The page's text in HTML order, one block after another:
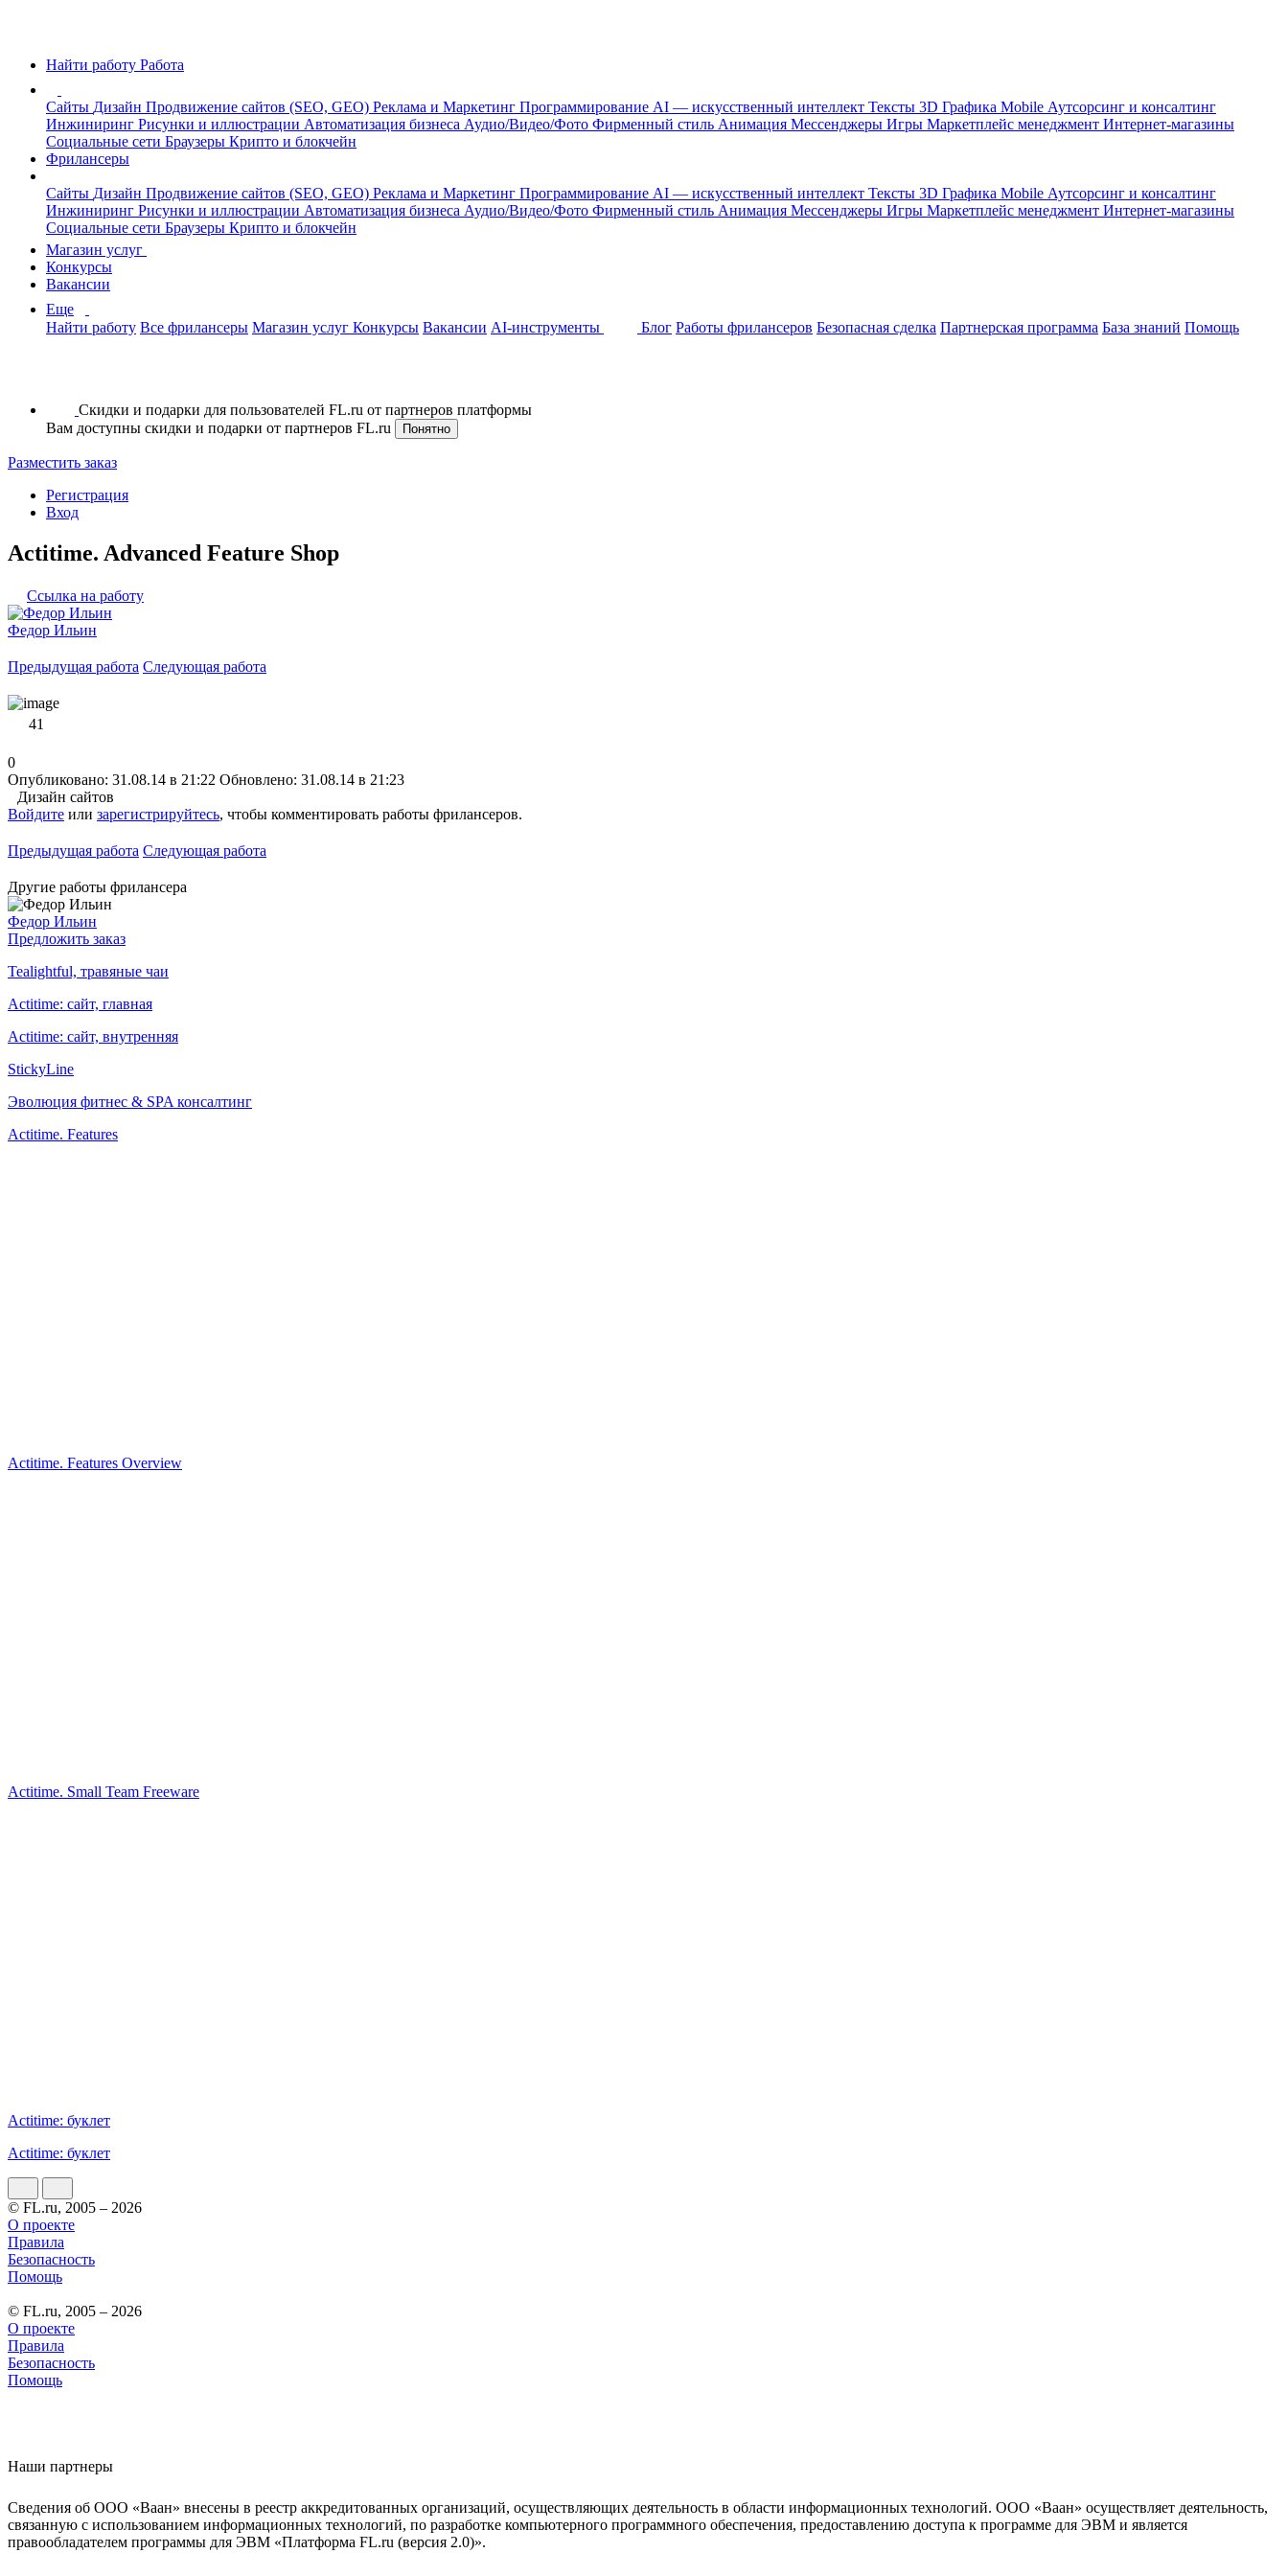
Найти работу Работа
Сайты Дизайн Продвижение сайтов (SEO, GEO) Реклама и Маркетинг Программирование AI — искусственный интеллект Тексты 3D Графика Mobile Аутсорсинг и консалтинг
Инжиниринг Рисунки и иллюстрации Автоматизация бизнеса Аудио/Видео/Фото Фирменный стиль Анимация Мессенджеры Игры Маркетплейс менеджмент Интернет-магазины
Социальные сети Браузеры Крипто и блокчейн
Фрилансеры
Сайты Дизайн Продвижение сайтов (SEO, GEO) Реклама и Маркетинг Программирование AI — искусственный интеллект Тексты 3D Графика Mobile Аутсорсинг и консалтинг
Инжиниринг Рисунки и иллюстрации Автоматизация бизнеса Аудио/Видео/Фото Фирменный стиль Анимация Мессенджеры Игры Маркетплейс менеджмент Интернет-магазины
Социальные сети Браузеры Крипто и блокчейн
Магазин услуг
Конкурсы
Вакансии
Еще
Найти работу Все фрилансеры Магазин услуг Конкурсы Вакансии AI-инструменты Блог Работы фрилансеров Безопасная сделка Партнерская программа База знаний Помощь
Скидки и подарки для пользователей FL.ru от партнеров платформы
Вам доступны скидки и подарки от партнеров FL.ru
Понятно
Разместить заказ
Регистрация
Вход
Actitime. Advanced Feature Shop
Ссылка на работу
Федор Ильин
Предыдущая работа Следующая работа
41
0
Опубликовано: 31.08.14 в 21:22 Обновлено: 31.08.14 в 21:23
Дизайн сайтов
Войдите или зарегистрируйтесь, чтобы комментировать работы фрилансеров.
Предыдущая работа Следующая работа
Другие работы фрилансера
Федор Ильин
Предложить заказ
Tealightful, травяные чаи
Actitime: сайт, главная
Actitime: сайт, внутренняя
StickyLine
Эволюция фитнес & SPA консалтинг
Actitime. Features
Actitime. Features Overview
Actitime. Small Team Freeware
Actitime: буклет
Actitime: буклет
© FL.ru, 2005 – 2026
О проекте
Правила
Безопасность
Помощь
© FL.ru, 2005 – 2026
О проекте
Правила
Безопасность
Помощь
Наши партнеры
Сведения об ООО «Ваан» внесены в реестр аккредитованных организаций, осуществляющих деятельность в области информационных технологий. ООО «Ваан» осуществляет деятельность,
связанную с использованием информационных технологий, по разработке компьютерного программного обеспечения, предоставлению доступа к программе для ЭВМ и является
правообладателем программы для ЭВМ «Платформа FL.ru (версия 2.0)».